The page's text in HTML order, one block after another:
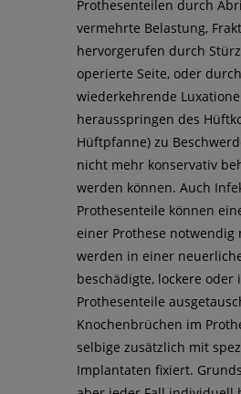
Prothesenteilen durch
vermehrte Belastung,
hervorgerufen durch
operierte Seite, oder
wiederkehrende
herausspringen des
Hüftpfanne) zu
nicht mehr konservativ
werden können. Auch
Prothesenteile können
einer Prothese notwendig
werden in einer
beschädigte, lockere oder
Prothesenteile
Knochenbrüchen im
selbige zusätzlich mit
Implantaten fixiert.